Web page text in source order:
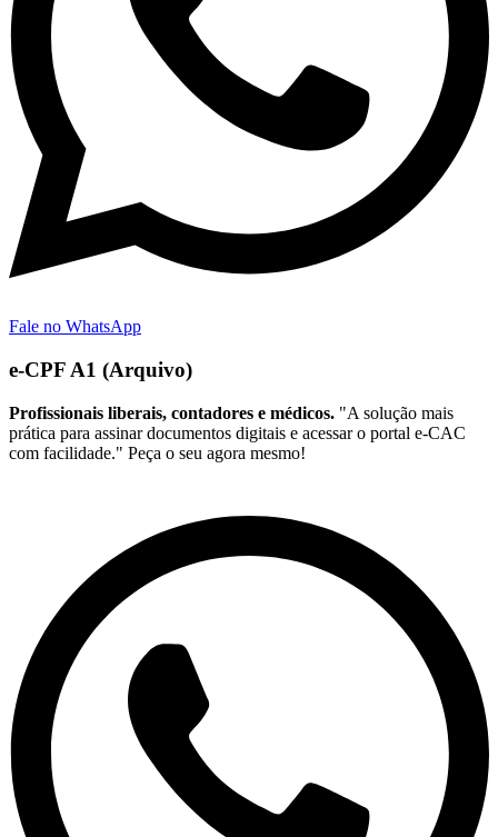
Fale no WhatsApp
e-CPF A1 (Arquivo)
Profissionais liberais, contadores e médicos. "A solução mais
prática para assinar documentos digitais e acessar o portal e-CAC
com facilidade." Peça o seu agora mesmo!